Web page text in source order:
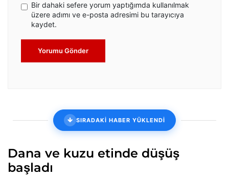
Bir dahaki sefere yorum yaptığımda kullanılmak
üzere adımı ve e-posta adresimi bu tarayıcıya
kaydet.
Yorumu Gönder
SIRADAKİ HABER YÜKLENDİ
Dana ve kuzu etinde düşüş
başladı